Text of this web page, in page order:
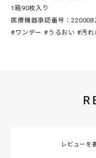
1箱90枚入り
医療機器承認番号：
#ワンデー #うるおい #汚
レビューを